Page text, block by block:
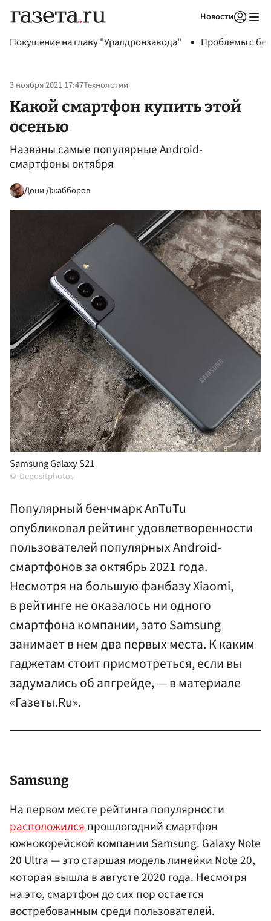
Новости
Покушение на главу "Уралдронзавода" Проблемы с
3 ноября 2021 17:47Технологии
Какой смартфон купить этой
осенью
Названы самые популярные Android-
смартфоны октября
Дони Джабборов
Samsung Galaxy S21
Depositphotos
Популярный бенчмарк AnTuTu
опубликовал рейтинг удовлетворенности
пользователей популярных Android-
смартфонов за октябрь 2021 года.
Несмотря на большую фанбазу Xiaomi,
в рейтинге не оказалось ни одного
смартфона компании, зато Samsung
занимает в нем два первых места. К каким
гаджетам стоит присмотреться, если вы
задумались об апгрейде, — в материале
«Газеты.Ru».
Samsung
На первом месте рейтинга популярности
расположилсяпрошлогодний смартфон
южнокорейской компании Samsung. Galaxy Note
20 Ultra — это старшая модель линейки Note 20,
которая вышла в августе 2020 года. Несмотря
на это, смартфон до сих пор остается
востребованным среди пользователей.